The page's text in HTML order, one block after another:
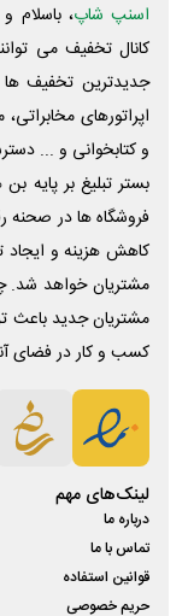
اسنپ شاپ، باسلام و
کانال تخفیف می
جدیدترین تخفیف ها
اپراتورهای
و کتابخوانی و ...
بستر تبلیغ بر پایه
فروشگاه ها در صحنه
کاهش هزینه و
مشتریان خواهد
مشتریان جدید باعث
کسب و کار در فضای
لینک‌های مهم
درباره ما
تماس با ما
قوانین استفاده
حریم خصوصی